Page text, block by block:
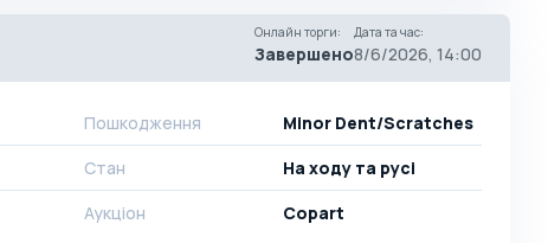
Онлайн торги:
Завершено
Дата та час:
8/6/2026, 14:00
Пошкодження
Minor Dent/Scratches
Стан
На ​​ходу та русі
Аукціон
Copart